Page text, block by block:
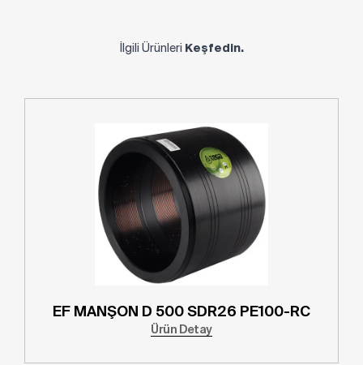
İlgili Ürünleri Keşfedin.
EF MANŞON D 500 SDR26 PE100-RC
Ürün Detay